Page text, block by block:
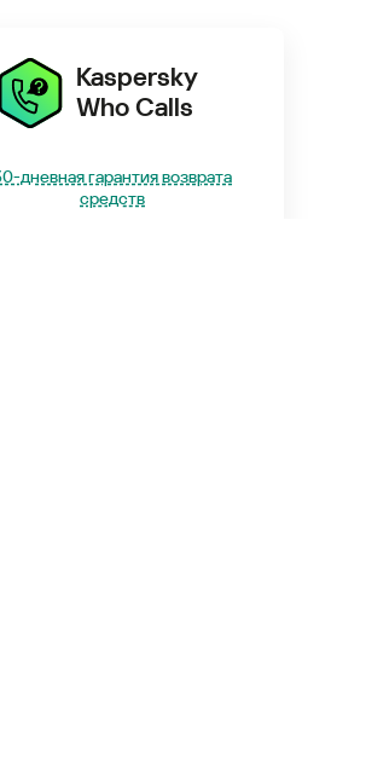
Kaspersky
Who Calls
дневная гарантия возврата
средств